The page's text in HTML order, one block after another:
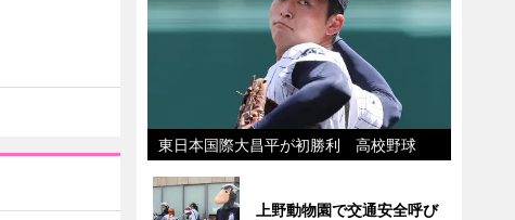
東日本国際大昌平が初勝利 高校野球
上野動物園で交通安全呼び